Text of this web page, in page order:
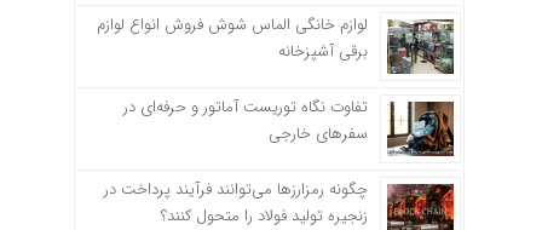
لوازم خانگی الماس شوش فروش انواع لوازم
برقی آشپزخانه
تفاوت نگاه توریست آماتور و حرفه‌ای در
سفرهای خارجی
چگونه رمزارزها می‌توانند فرآیند پرداخت در
زنجیره تولید فولاد را متحول کنند؟